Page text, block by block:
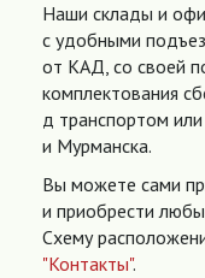
Наши склады и
с удобными
от КАД, со своей
комплектования
д транспортом
и Мурманска.
Вы можете сами
и приобрести
Схему
"Контакты".